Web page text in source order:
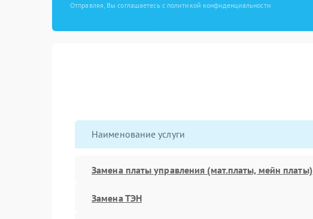
Отправляя, Вы соглашаетесь с политикой конфиденциальности
Наименование услуги
Замена платы управления (мат.платы, мейн платы)
Замена ТЭН